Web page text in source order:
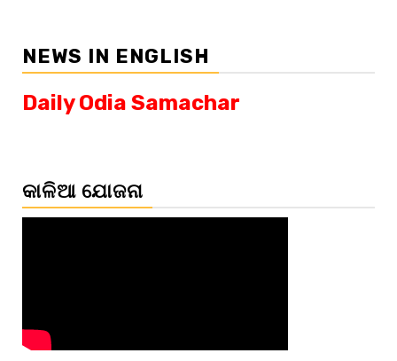
NEWS IN ENGLISH
Daily Odia Samachar
କାଳିଆ ଯୋଜନା